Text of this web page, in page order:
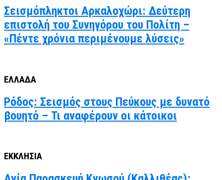
Σεισμόπληκτοι Αρκαλοχώρι: Δεύτερη
επιστολή του Συνηγόρου του Πολίτη –
«Πέντε χρόνια περιμένουμε λύσεις»
ΕΛΛΑΔΑ
Ρόδος: Σεισμός στους Πεύκους με δυνατό
βουητό – Τι αναφέρουν οι κάτοικοι
ΕΚΚΛΗΣΙΑ